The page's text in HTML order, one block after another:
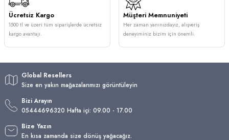
Ücretsiz Kargo
1500 tl ve üzeri tüm siparişlerde ücretsiz
kargo avantajı.
Müşteri Memnuniyeti
Her zaman yanınızdayız, alışveriş
deneyiminiz bizim için önemli.
Global Resellers
Size en yakın mağazalarımızı görüntüleyin
Bizi Arayın
05444696320 Hafta içi: 09.00 - 17.00
Bize Yazın
En kısa zamanda size dönüş yağacağız.